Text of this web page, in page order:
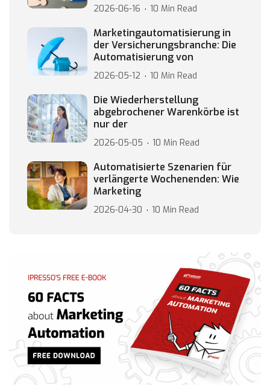
2026-06-16 10 Min Read
Marketingautomatisierung in
der Versicherungsbranche: Die
Automatisierung von
2026-05-12 10 Min Read
Die Wiederherstellung
abgebrochener Warenkörbe ist
nur der
2026-05-05 10 Min Read
Automatisierte Szenarien für
verlängerte Wochenenden: Wie
Marketing
2026-04-30 10 Min Read